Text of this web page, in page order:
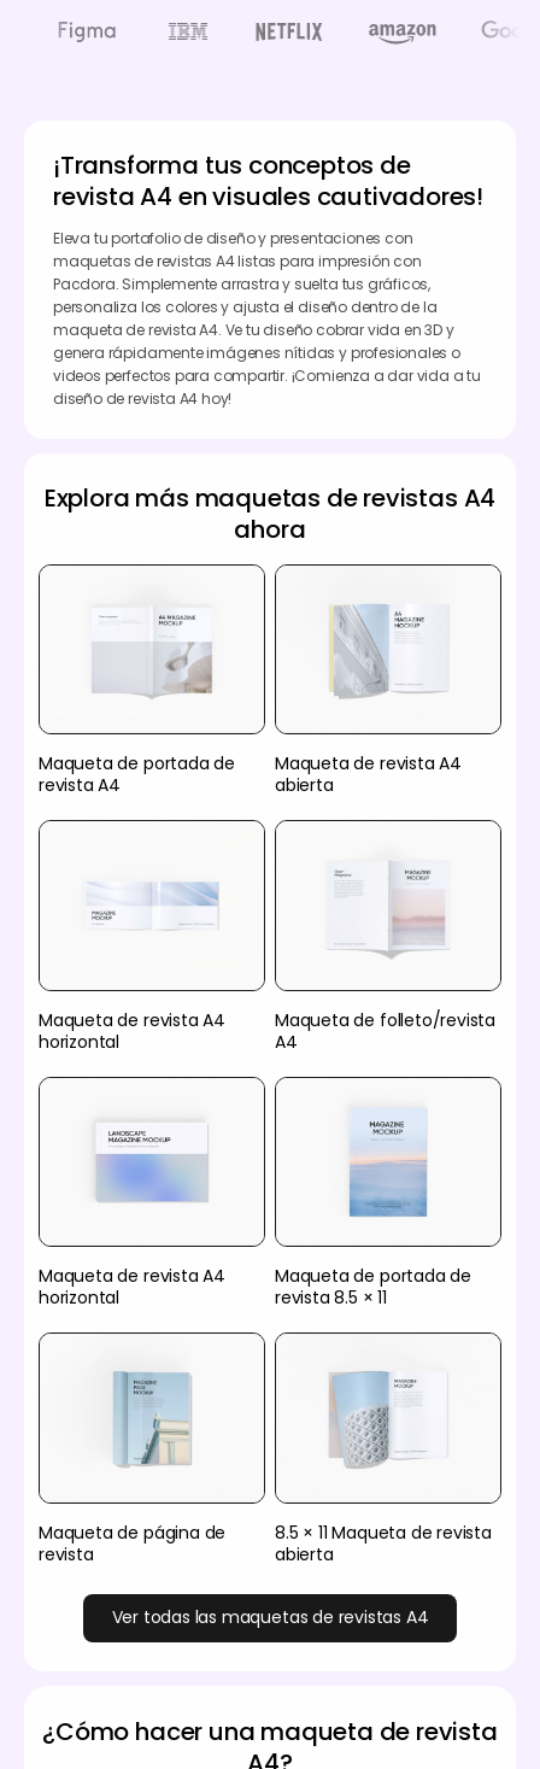
¡Transforma tus conceptos de
revista A4 en visuales cautivadores!
Eleva tu portafolio de diseño y presentaciones con
maquetas de revistas A4 listas para impresión con
Pacdora. Simplemente arrastra y suelta tus gráficos,
personaliza los colores y ajusta el diseño dentro de la
maqueta de revista A4. Ve tu diseño cobrar vida en 3D y
genera rápidamente imágenes nítidas y profesionales o
videos perfectos para compartir. ¡Comienza a dar vida a tu
diseño de revista A4 hoy!
Explora más maquetas de revistas A4
ahora
Maqueta de portada de
revista A4
Maqueta de revista A4
abierta
Maqueta de revista A4
horizontal
Maqueta de folleto/revista
A4
Maqueta de revista A4
horizontal
Maqueta de portada de
revista 8.5 × 11
Maqueta de página de
revista
8.5 × 11 Maqueta de revista
abierta
Ver todas las maquetas de revistas A4
¿Cómo hacer una maqueta de revista